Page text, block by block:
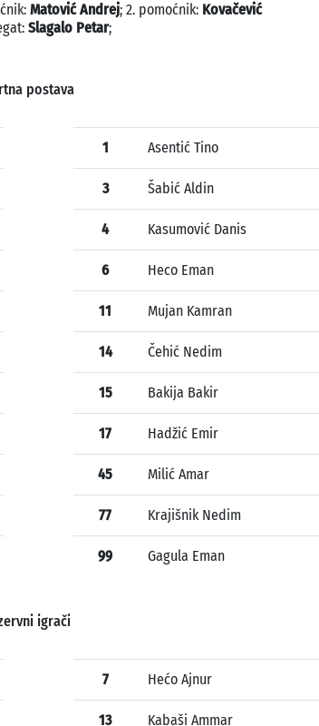
Matović Andrej; 2. pomoćnik: Kovačević
Slagalo Petar;
postava
1 Asentić Tino
3 Šabić Aldin
4 Kasumović Danis
6 Heco Eman
11 Mujan Kamran
14 Čehić Nedim
15 Bakija Bakir
17 Hadžić Emir
45 Milić Amar
77 Krajišnik Nedim
99 Gagula Eman
igrači
7 Hećo Ajnur
13 Kabaši Ammar